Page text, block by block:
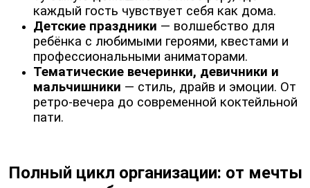
каждый гость чувствует себя как дома.
Детские праздники — волшебство для
ребёнка с любимыми героями, квестами и
профессиональными аниматорами.
Тематические вечеринки, девичники и
мальчишники — стиль, драйв и эмоции. От
ретро-вечера до современной коктейльной
пати.
Полный цикл организации: от мечты